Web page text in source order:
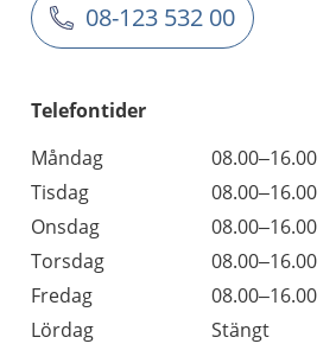
08-123 532 00
Telefontider
Måndag
08.00–16.00
Tisdag
08.00–16.00
Onsdag
08.00–16.00
Torsdag
08.00–16.00
Fredag
08.00–16.00
Lördag
Stängt